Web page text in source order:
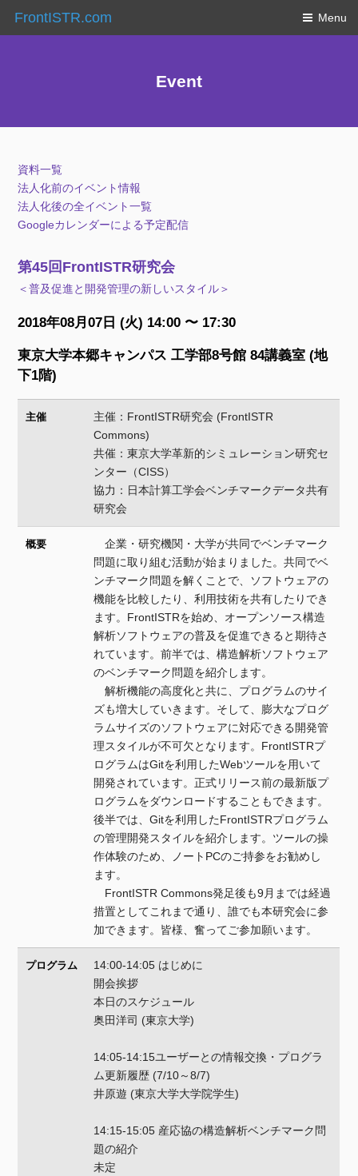
FrontISTR.com Menu
Event
資料一覧
法人化前のイベント情報
法人化後の全イベント一覧
Googleカレンダーによる予定配信
第45回FrontISTR研究会
＜普及促進と開発管理の新しいスタイル＞
2018年08月07日 (火) 14:00 〜 17:30
東京大学本郷キャンパス 工学部8号館 84講義室 (地
下1階)
主催
主催：FrontISTR研究会 (FrontISTR
Commons)
共催：東京大学革新的シミュレーション研究セ
ンター（CISS）
協力：日本計算工学会ベンチマークデータ共有
研究会
概要
企業・研究機関・大学が共同でベンチマーク
問題に取り組む活動が始まりました。共同でベ
ンチマーク問題を解くことで、ソフトウェアの
機能を比較したり、利用技術を共有したりでき
ます。FrontISTRを始め、オープンソース構造
解析ソフトウェアの普及を促進できると期待さ
れています。前半では、構造解析ソフトウェア
のベンチマーク問題を紹介します。
解析機能の高度化と共に、プログラムのサイ
ズも増大していきます。そして、膨大なプログ
ラムサイズのソフトウェアに対応できる開発管
理スタイルが不可欠となります。FrontISTRプ
ログラムはGitを利用したWebツールを用いて
開発されています。正式リリース前の最新版プ
ログラムをダウンロードすることもできます。
後半では、Gitを利用したFrontISTRプログラム
の管理開発スタイルを紹介します。ツールの操
作体験のため、ノートPCのご持参をお勧めし
ます。
FrontISTR Commons発足後も9月までは経過
措置としてこれまで通り、誰でも本研究会に参
加できます。皆様、奮ってご参加願います。
プログラム
14:00-14:05 はじめに
開会挨拶
本日のスケジュール
奥田洋司 (東京大学)
14:05-14:15ユーザーとの情報交換・プログラ
ム更新履歴 (7/10～8/7)
井原遊 (東京大学大学院学生)
14:15-15:05 産応協の構造解析ベンチマーク問
題の紹介
未定